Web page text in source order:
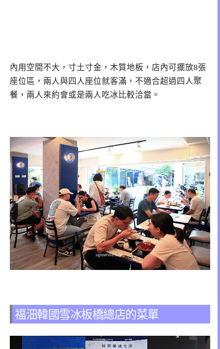
內用空間不大，寸土寸金，木質地板，店內可擺放8張
座位區，兩人與四人座位就客滿，不適合超過四人聚
餐，兩人來約會或是兩人吃冰比較洽當。
福沺韓國雪冰板橋總店的菜單